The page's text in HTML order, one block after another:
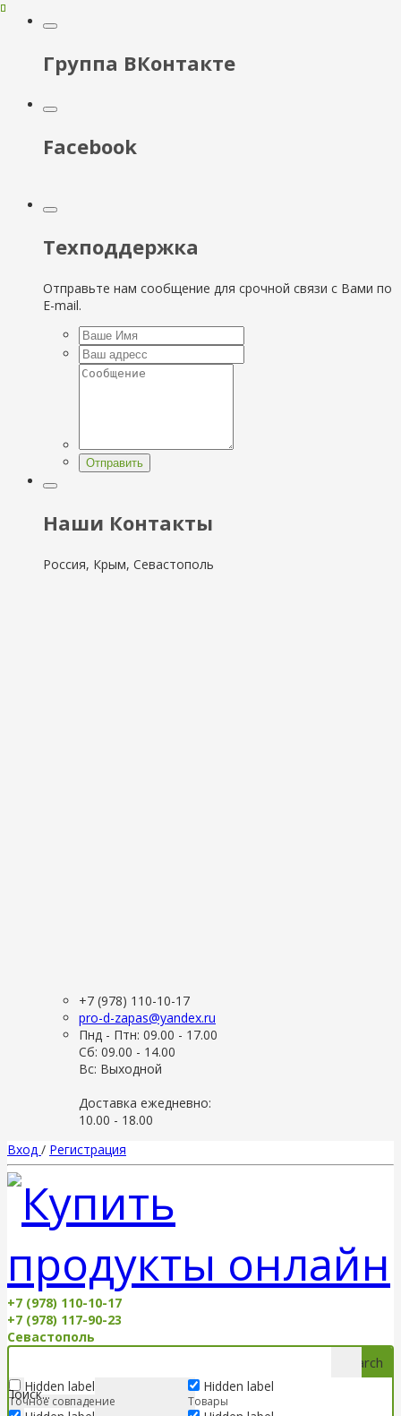
Группа ВКонтакте
Facebook
Техподдержка
Отправьте нам сообщение для срочной связи с Вами по
E-mail.
Отправить
Наши Контакты
Россия, Крым, Севастополь
+7 (978) 110-10-17
pro-d-zapas@yandex.ru
Пнд - Птн: 09.00 - 17.00
Сб: 09.00 - 14.00
Вс: Выходной
Доставка ежедневно:
10.00 - 18.00
Вход / Регистрация
+7 (978) 110-10-17
+7 (978) 117-90-23
Севастополь
Search
Hidden label
Точное совпадение
Hidden label
Товары